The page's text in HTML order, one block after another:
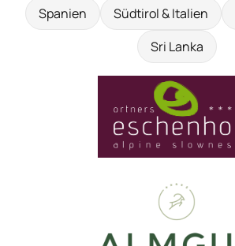
Spanien
Südtirol & Italien
Sri Lanka